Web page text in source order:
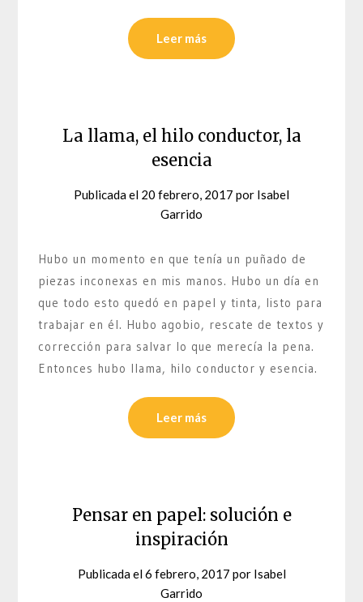
Leer más
La llama, el hilo conductor, la
esencia
Publicada el 20 febrero, 2017 por Isabel
Garrido
Hubo un momento en que tenía un puñado de
piezas inconexas en mis manos. Hubo un día en
que todo esto quedó en papel y tinta, listo para
trabajar en él. Hubo agobio, rescate de textos y
corrección para salvar lo que merecía la pena.
Entonces hubo llama, hilo conductor y esencia.
Leer más
Pensar en papel: solución e
inspiración
Publicada el6 febrero, 2017 por Isabel
Garrido